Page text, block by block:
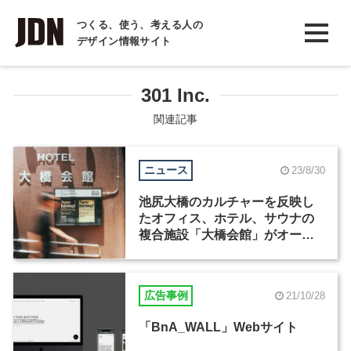
つくる、使う、考える人の
デザイン情報サイト
INTERVIEW
インタビュー
COLUMN
コラム
301 Inc.
関連記事
ニュース 23/8/30
池尻大橋のカルチャーを反映し
たオフィス、ホテル、サウナの
複合施設「大橋会館」がオープ
広告事例 21/10/28
「BnA_WALL」Webサイト